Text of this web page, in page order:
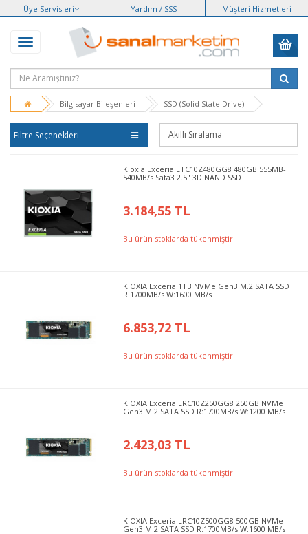
Üye Servisleri Yardım / SSS Müşteri Hizmetleri
Bilgisayar Bileşenleri SSD (Solid State Drive)
Filtre Seçenekleri
Kioxia Exceria LTC10Z480GG8 480GB 555MB-
540MB/s Sata3 2.5" 3D NAND SSD
3.184,55 TL
Bu ürün stoklarda tükenmiştir.
KIOXIA Exceria 1TB NVMe Gen3 M.2 SATA SSD
R:1700MB/s W:1600 MB/s
6.853,72 TL
Bu ürün stoklarda tükenmiştir.
KIOXIA Exceria LRC10Z250GG8 250GB NVMe
Gen3 M.2 SATA SSD R:1700MB/s W:1200 MB/s
2.423,03 TL
Bu ürün stoklarda tükenmiştir.
KIOXIA Exceria LRC10Z500GG8 500GB NVMe
Gen3 M.2 SATA SSD R:1700MB/s W:1600 MB/s